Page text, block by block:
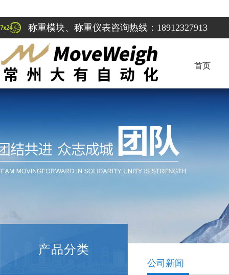
称重模块、称重仪表咨询热线：18912327913
首页
产品分类
公司新闻